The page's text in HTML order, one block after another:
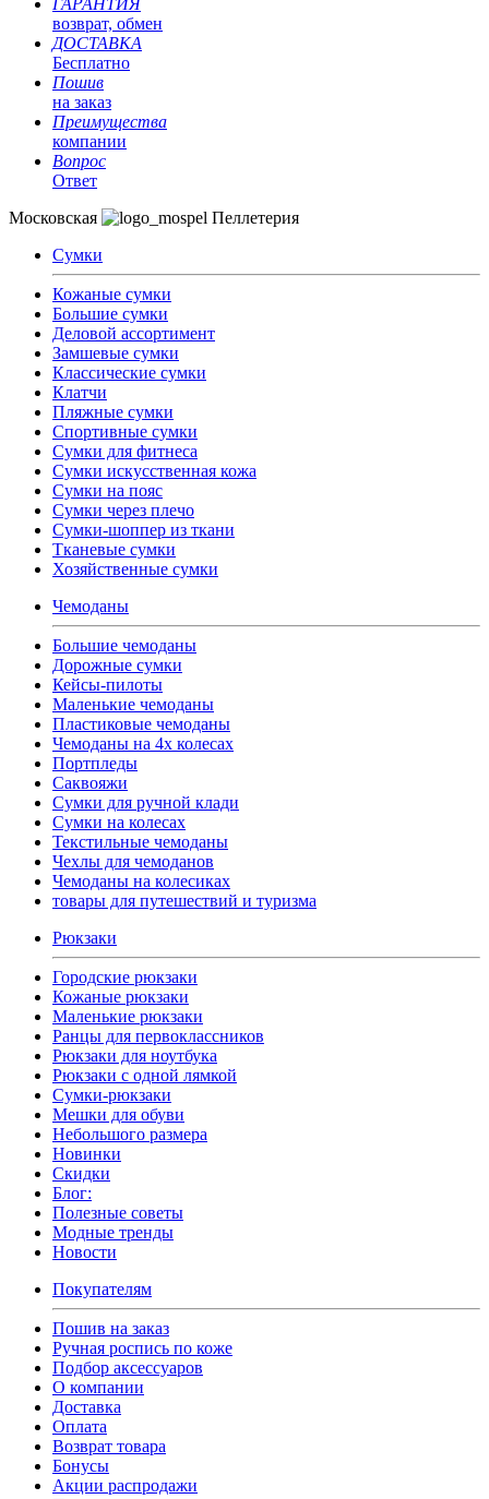
ГАРАНТИЯ
возврат, обмен
ДОСТАВКА
Бесплатно
Пошив
на заказ
Преимущества
компании
Вопрос
Ответ
Московская
Пеллетерия
Сумки
Кожаные сумки
Большие сумки
Деловой ассортимент
Замшевые сумки
Классические сумки
Клатчи
Пляжные сумки
Спортивные сумки
Сумки для фитнеса
Сумки искусственная кожа
Сумки на пояс
Сумки через плечо
Сумки-шоппер из ткани
Тканевые сумки
Хозяйственные сумки
Чемоданы
Большие чемоданы
Дорожные сумки
Кейсы-пилоты
Маленькие чемоданы
Пластиковые чемоданы
Чемоданы на 4х колесах
Портпледы
Саквояжи
Сумки для ручной клади
Сумки на колесах
Текстильные чемоданы
Чехлы для чемоданов
Чемоданы на колесиках
товары для путешествий и туризма
Рюкзаки
Городские рюкзаки
Кожаные рюкзаки
Маленькие рюкзаки
Ранцы для первоклассников
Рюкзаки для ноутбука
Рюкзаки с одной лямкой
Сумки-рюкзаки
Мешки для обуви
Небольшого размера
Новинки
Скидки
Блог:
Полезные советы
Модные тренды
Новости
Покупателям
Пошив на заказ
Ручная роспись по коже
Подбор аксессуаров
О компании
Доставка
Оплата
Возврат товара
Бонусы
Акции распродажи